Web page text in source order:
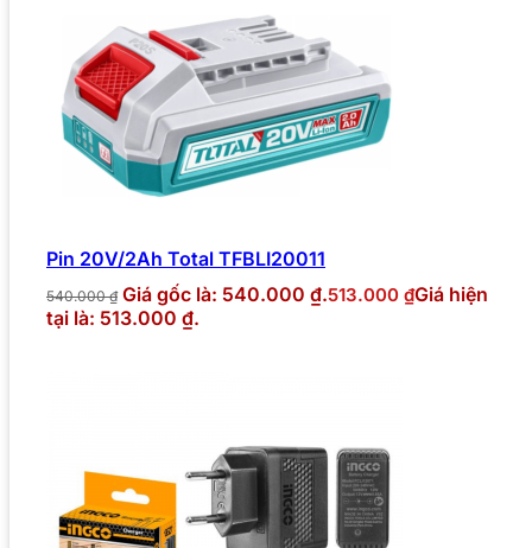
Pin 20V/2Ah Total TFBLI20011
540.000₫ Giá gốc là: 540.000 ₫.513.000 ₫Giá hiện
tại là: 513.000 ₫.